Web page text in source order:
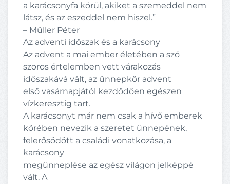
a karácsonyfa körül, akiket a szemeddel nem
látsz, és az eszeddel nem hiszel.”
– Müller Péter
Az adventi időszak és a karácsony
Az advent a mai ember életében a szó
szoros értelemben vett várakozás
időszakává vált, az ünnepkör advent
első vasárnapjától kezdődően egészen
vízkeresztig tart.
A karácsonyt már nem csak a hívő emberek
körében nevezik a szeretet ünnepének,
felerősödött a családi vonatkozása, a
karácsony
megünneplése az egész világon jelképpé
vált. A